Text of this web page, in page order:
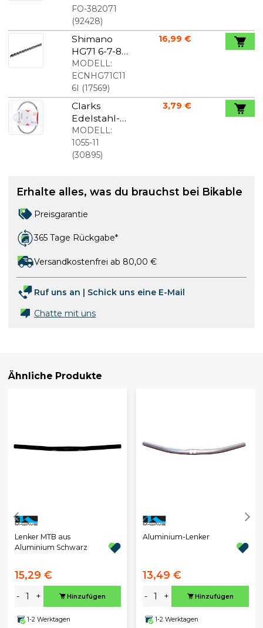
Gummi
Schwarz
FO-382071
(92428)
Shimano
HG71 6-7-8-
fach Kette
MODELL:
ECNHG71C11
6I (17569)
16,99 €
Clarks
Edelstahl-
Bremskabel
für
MTB/Citybik
MODELL:
1055-11
(30895)
3,79 €
Erhalte alles, was du brauchst bei Bikable
Preisgarantie
365 Tage Rückgabe*
Versandkostenfrei ab 80,00 €
Ruf uns an | Schick uns eine E-Mail
Chatte mit uns
Ähnliche Produkte
Lenker MTB aus
Aluminium Schwarz
15,29 €
- + Hinzufügen
1-2 Werktagen
Aluminium-Lenker
13,49 €
- + Hinzufügen
1-2 Werktagen